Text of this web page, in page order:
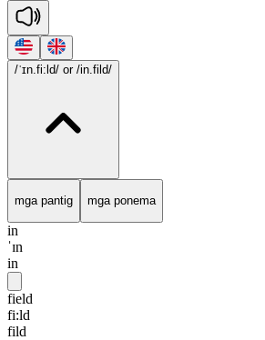
/ˈɪn.fi:ld/ or /in.fild/
mga pantig mga ponema
in
ˈɪn
in
field
fi:ld
fild